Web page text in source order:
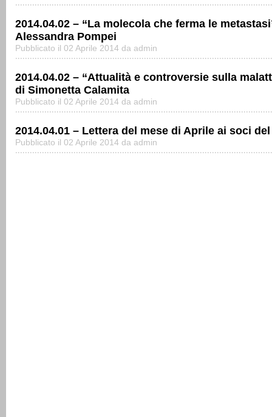
2014.04.02 – “La molecola che ferma le
Alessandra Pompei
Pubblicato il 02 Aprile 2014 da admin
2014.04.02 – “Attualità e controversie sulla
di Simonetta Calamita
Pubblicato il 02 Aprile 2014 da admin
2014.04.01 – Lettera del mese di Aprile ai soci
Pubblicato il 02 Aprile 2014 da admin